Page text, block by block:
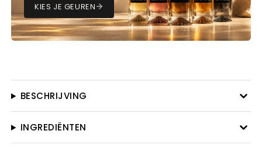
KIES JE GEUREN
BESCHRIJVING
INGREDIËNTEN